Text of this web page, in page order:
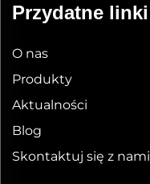
Przydatne linki
O nas
Produkty
Aktualności
Blog
Skontaktuj się z nami